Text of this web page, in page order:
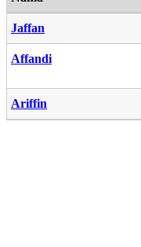
Jaffan
Affandi
Ariffin